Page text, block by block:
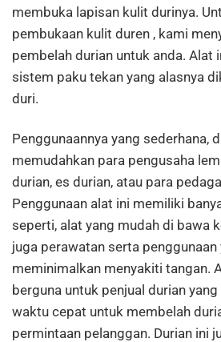
membuka lapisan kulit durinya.
pembukaan kulit duren , kami
pembelah durian untuk anda. Alat
sistem paku tekan yang alasnya
duri.
Penggunaannya yang sederhana,
memudahkan para pengusaha
durian, es durian, atau para
Penggunaan alat ini memiliki
seperti, alat yang mudah di bawa
juga perawatan serta
meminimalkan menyakiti tangan.
berguna untuk penjual durian
waktu cepat untuk membelah
permintaan pelanggan. Durian ini